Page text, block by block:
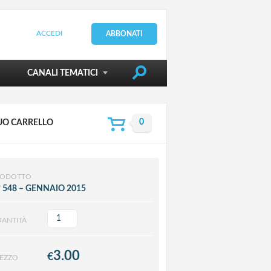
ACCEDI ABBONATI
DIRIGERE LA SCUOLA
CANALI TEMATICI
CARRELLO
548 – GENNAIO 2015
€3.00